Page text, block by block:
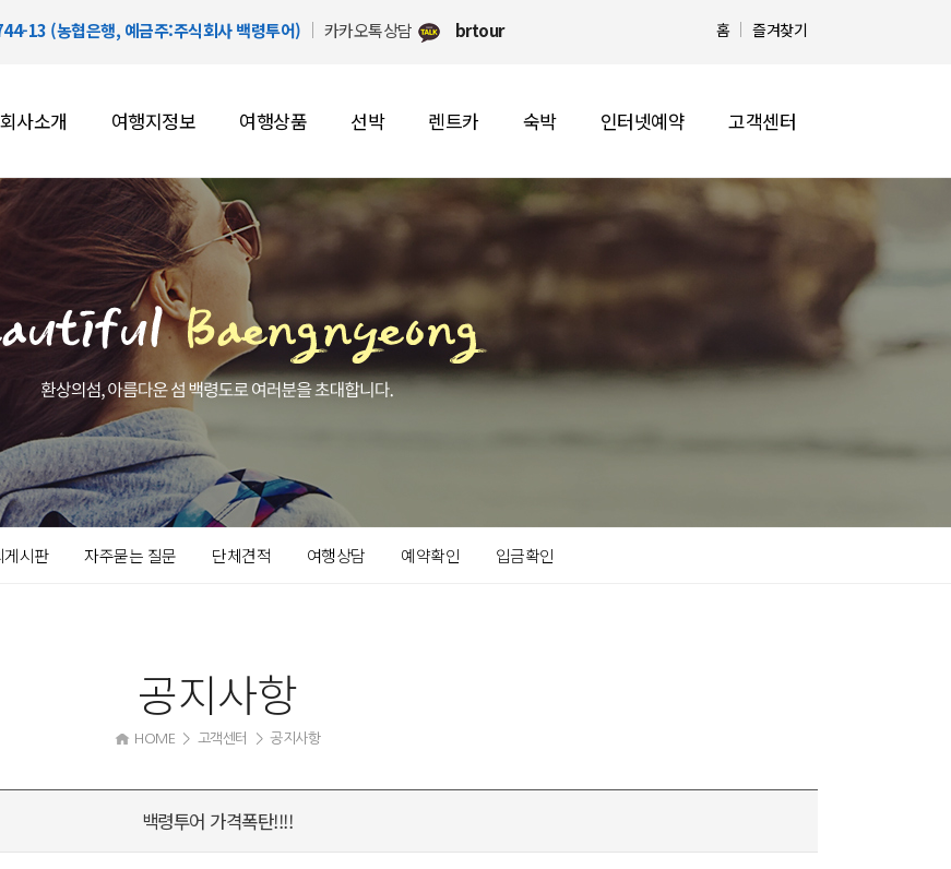
13 (농협은행, 예금주:주식회사 백령투어) 카카오톡상담 brtour 홈 즐겨찾기
회사소개 여행지정보 여행상품 선박 렌트카 숙박 인터넷예약 고객센터
게시판 자주묻는 질문 단체견적 여행상담 예약확인 입금확인
공지사항
HOME > 고객센터 > 공지사항
백령투어 가격폭탄!!!!